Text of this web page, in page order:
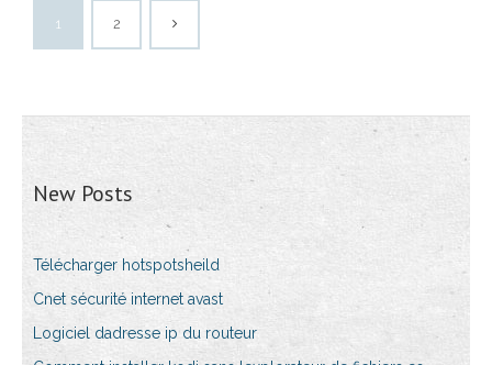
1 2
New Posts
Télécharger hotspotsheild
Cnet sécurité internet avast
Logiciel dadresse ip du routeur